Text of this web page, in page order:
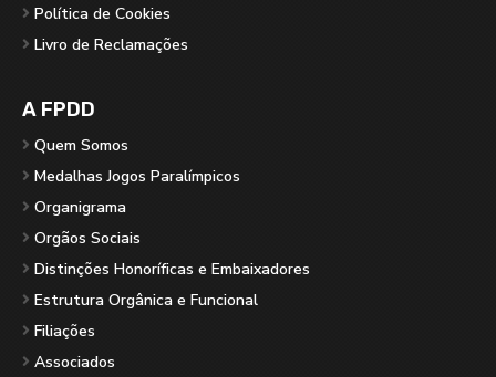
Política de Cookies
Livro de Reclamações
A FPDD
Quem Somos
Medalhas Jogos Paralímpicos
Organigrama
Orgãos Sociais
Distinções Honoríficas e Embaixadores
Estrutura Orgânica e Funcional
Filiações
Associados